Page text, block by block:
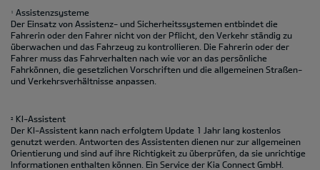
1
Assistenzsysteme
Der Einsatz von Assistenz- und Sicherheitssystemen entbindet die
Fahrerin oder den Fahrer nicht von der Pflicht, den Verkehr ständig zu
überwachen und ​das Fahrzeug zu kontrollieren. Die Fahrerin oder der
Fahrer muss das Fahrverhalten nach wie vor an das persönliche
Fahrkönnen, die gesetzlichen Vorschriften ​und die allgemeinen Straßen-
und Verkehrsverhältnisse anpassen. ​
2
KI-Assistent
Der KI-Assistent kann nach erfolgtem Update 1 Jahr lang kostenlos
genutzt werden. Antworten des Assistenten dienen nur zur allgemeinen
Orientierung und sind auf ihre Richtigkeit zu überprüfen, da sie unrichtige
Informationen enthalten können. Ein Service der Kia Connect GmbH.